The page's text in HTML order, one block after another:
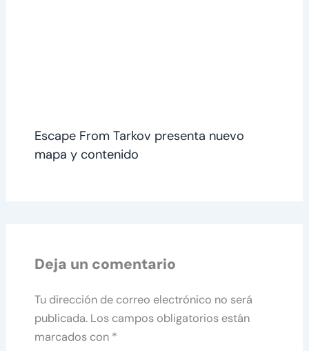
Escape From Tarkov presenta nuevo
mapa y contenido
Deja un comentario
Tu dirección de correo electrónico no será
publicada. Los campos obligatorios están
marcados con *